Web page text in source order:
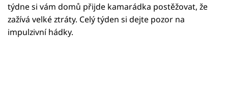
Pořady
Mámy sobě
týdne si vám domů přijde kamarádka postěžovat, že
zažívá velké ztráty. Celý týden si dejte pozor na
impulzivní hádky.